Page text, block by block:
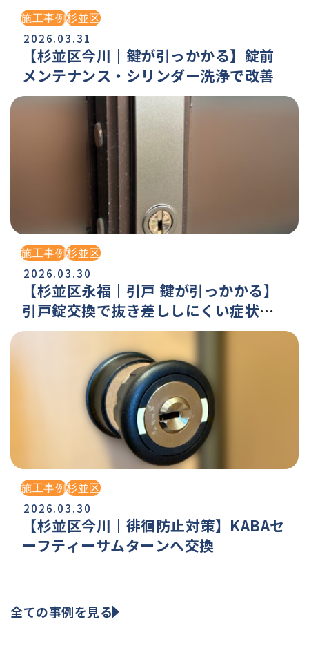
施工事例杉並区
2026.03.31
【杉並区今川｜鍵が引っかかる】錠前
メンテナンス・シリンダー洗浄で改善
施工事例杉並区
2026.03.30
【杉並区永福｜引戸 鍵が引っかかる】
引戸錠交換で抜き差ししにくい症状を
改善
施工事例杉並区
2026.03.30
【杉並区今川｜徘徊防止対策】KABAセ
ーフティーサムターンへ交換
全ての事例を見る